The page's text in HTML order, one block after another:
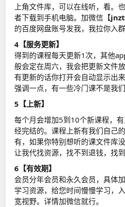
上角文件库，可以在线听，看。
者下载到手机电脑。加微信【
的百度网盘账号发我，我拉你入群
4【服务更新】
得到的课程每天更新1次，其他
般会定在周六，我会把更新文件
有更新的话你打开会自动显示出
强调一点，有一些冷门课不是我
5【上新】
每个月会增加5到10个新课程，
经完结的。课程上新有我们自己
有，如果你特别想听的课文件库
让我代找资源，找不到退钱，找
6【有效期】
会员分年会员和永久会员，具体
学习资源，给您时间慢慢学习，
宽视野。详情加微信就行。